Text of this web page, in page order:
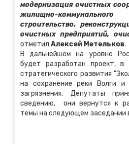
модернизация очистных
жилищно-
строительство,
очистных предприятий,
отметил Алексей Метельков.
В дальнейшем на уровне
будет разработан проект, в
стратегического развития
на сохранение реки Волги и
загрязнения. Депутаты
сведению, они вернутся к
темы на следующем заседании